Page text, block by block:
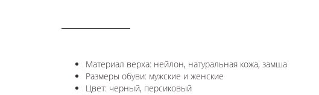
Материал верха: нейлон, натуральная кожа, замша
Размеры обуви: мужские и женские
Цвет: черный, персиковый